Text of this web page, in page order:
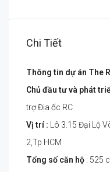
Chi Tiết
Thông tin dự án The
Chủ đầu tư và phát
trợ Địa ốc RC
Vị trí :
Lô 3.15 Đại Lộ
2,Tp HCM
Tổng số căn hộ : 525